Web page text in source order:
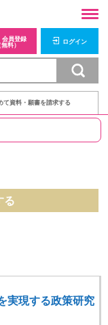
会員登録
料）
ログイン
て資料・願書を請求する
る
実現する政策研究